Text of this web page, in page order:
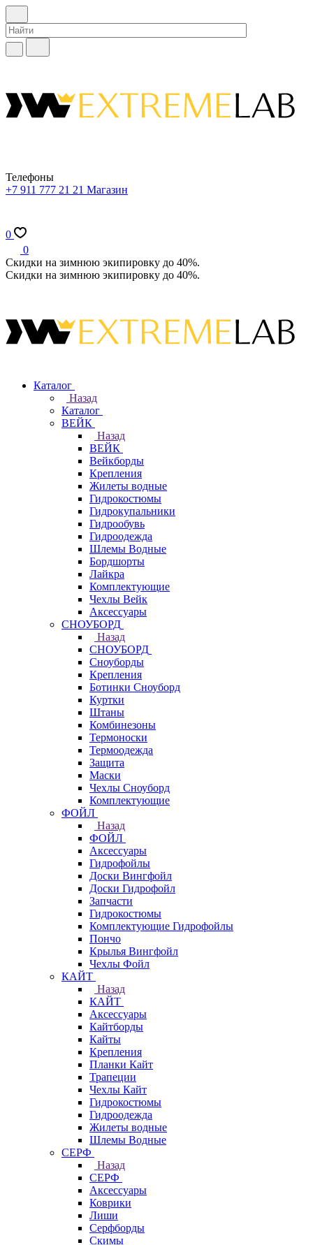
Телефоны
+7 911 777 21 21 Магазин
0
0
Скидки на зимнюю экипировку до 40%.
Скидки на зимнюю экипировку до 40%.
Каталог
Назад
Каталог
ВЕЙК
Назад
ВЕЙК
Вейкборды
Крепления
Жилеты водные
Гидрокостюмы
Гидрокупальники
Гидрообувь
Гидроодежда
Шлемы Водные
Бордшорты
Лайкра
Комплектующие
Чехлы Вейк
Аксессуары
СНОУБОРД
Назад
СНОУБОРД
Сноуборды
Крепления
Ботинки Сноуборд
Куртки
Штаны
Комбинезоны
Термоноски
Термоодежда
Защита
Маски
Чехлы Сноуборд
Комплектующие
ФОЙЛ
Назад
ФОЙЛ
Аксессуары
Гидрофойлы
Доски Вингфойл
Доски Гидрофойл
Запчасти
Гидрокостюмы
Комплектующие Гидрофойлы
Пончо
Крылья Вингфойл
Чехлы Фойл
КАЙТ
Назад
КАЙТ
Аксессуары
Кайтборды
Кайты
Крепления
Планки Кайт
Трапеции
Чехлы Кайт
Гидрокостюмы
Гидроодежда
Жилеты водные
Шлемы Водные
СЕРФ
Назад
СЕРФ
Аксессуары
Коврики
Лиши
Серфборды
Скимы